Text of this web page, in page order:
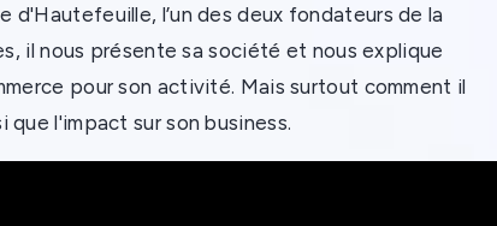
d'Hautefeuille, l’un des deux fondateurs de la
il nous présente sa société et nous explique
pour son activité. Mais surtout comment il
l'impact sur son business.